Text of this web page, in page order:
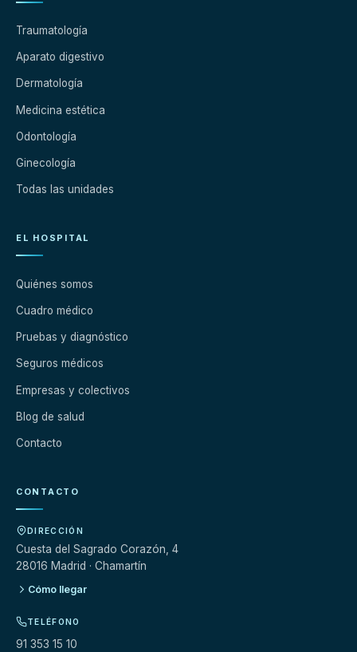
Traumatología
Aparato digestivo
Dermatología
Medicina estética
Odontología
Ginecología
Todas las unidades
EL HOSPITAL
Quiénes somos
Cuadro médico
Pruebas y diagnóstico
Seguros médicos
Empresas y colectivos
Blog de salud
Contacto
CONTACTO
DIRECCIÓN
Cuesta del Sagrado Corazón, 4
28016 Madrid · Chamartín
Cómo llegar
TELÉFONO
91 353 15 10